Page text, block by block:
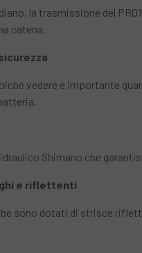
la trasmissione del
catena.
vedere è importante
Shimano che
e riflettenti
sono dotati di strisce